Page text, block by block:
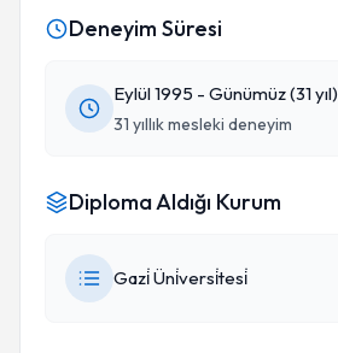
Deneyim Süresi
Eylül 1995 - Günümüz (31 yıl)
31 yıllık mesleki deneyim
Diploma Aldığı Kurum
Gazi̇ Üni̇versi̇tesi̇